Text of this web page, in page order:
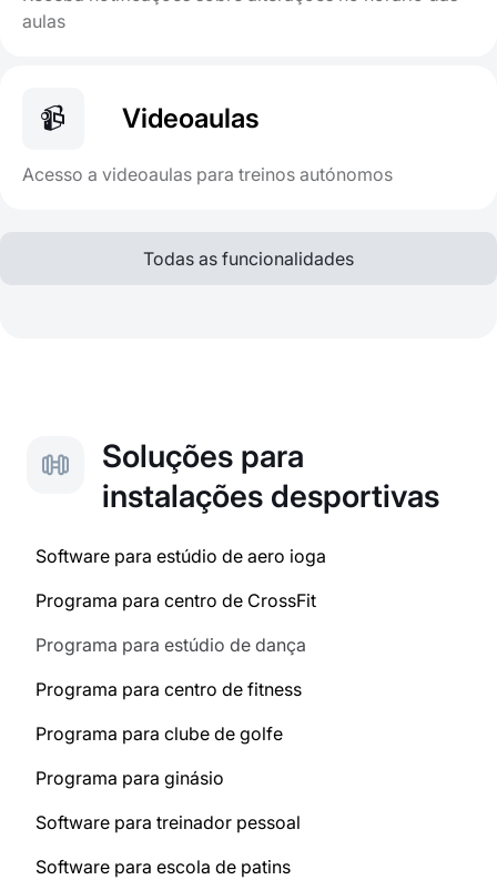
aulas
📹 Videoaulas
Acesso a videoaulas para treinos autónomos
Todas as funcionalidades
Soluções para
instalações desportivas
Software para estúdio de aero ioga
Programa para centro de CrossFit
Programa para estúdio de dança
Programa para centro de fitness
Programa para clube de golfe
Programa para ginásio
Software para treinador pessoal
Software para escola de patins